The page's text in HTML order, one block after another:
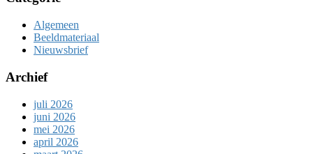
Algemeen
Beeldmateriaal
Nieuwsbrief
Archief
juli 2026
juni 2026
mei 2026
april 2026